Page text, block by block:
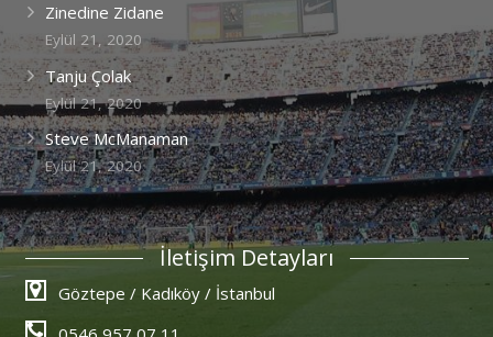
Zinedine Zidane
Eylül 21, 2020
Tanju Çolak
Eylül 21, 2020
Steve McManaman
Eylül 21, 2020
İletişim Detayları
Göztepe / Kadıköy / İstanbul